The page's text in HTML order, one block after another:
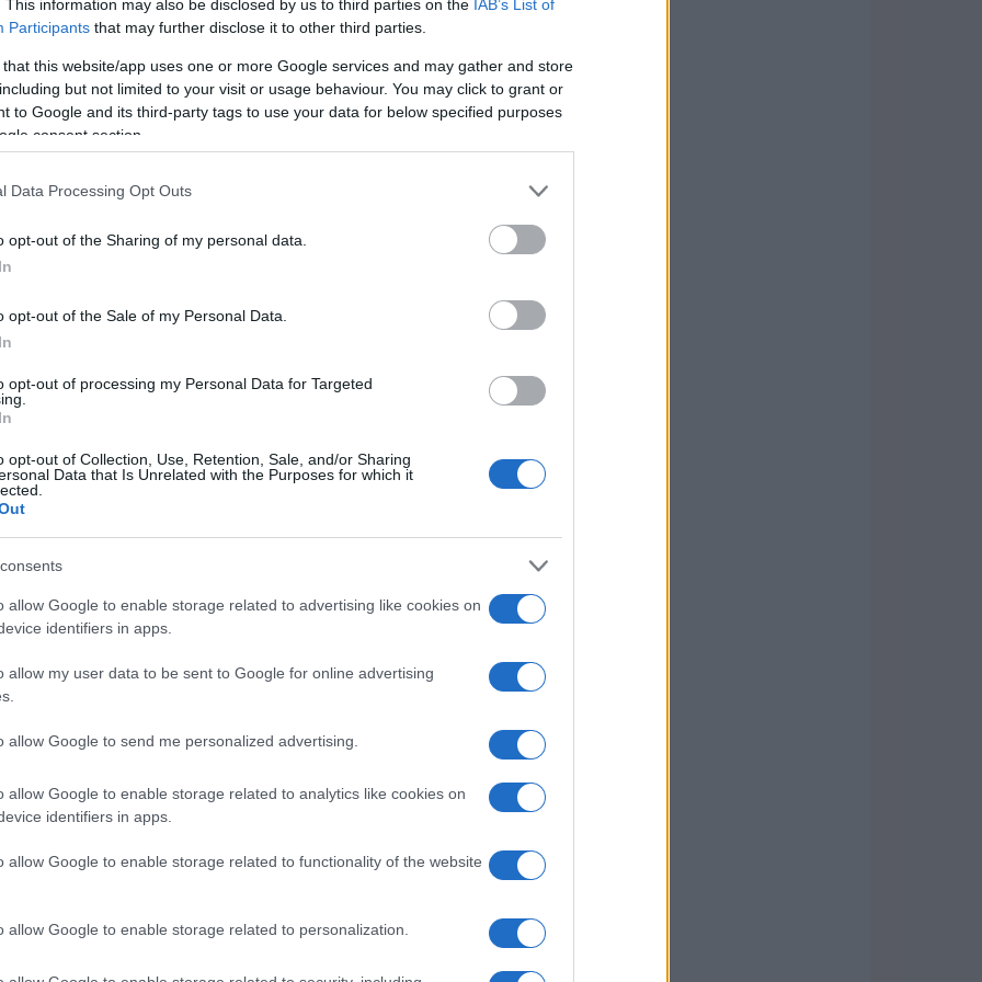
This information may also be disclosed by us to third parties on the IAB’s List of
Participants that may further disclose it to other third parties.
that this website/app uses one or more Google services and may gather and store
but not limited to your visit or usage behaviour. You may click to grant or
to Google and its third-party tags to use your data for below specified purposes
consent section.
Data Processing Opt Outs
opt-out of the Sharing of my personal data.
opt-out of the Sale of my Personal Data.
opt-out of processing my Personal Data for Targeted
opt-out of Collection, Use, Retention, Sale, and/or Sharing
Data that Is Unrelated with the Purposes for which it
allow Google to enable storage related to advertising like cookies on
identifiers in apps.
allow my user data to be sent to Google for online advertising
allow Google to send me personalized advertising.
allow Google to enable storage related to analytics like cookies on
identifiers in apps.
allow Google to enable storage related to functionality of the website
allow Google to enable storage related to personalization.
cortisolol’ormone dello stress, e invece la
ad aumentarne i livelli. Questo fenomeno
a evocare la necessità di controllo e
Invece di ascoltare il vento o il suono
schermo che ruba attenzione e frammenta
sullo stress e
la funzione di un
la sua vicinanza mantiene una soglia di
il rilascio di ormoni legati allo stress e
circostante. Quando la mente rimane
si appiattiscono: il gusto dei cibi, la
il ritmo naturale del sonno perdono intensità.